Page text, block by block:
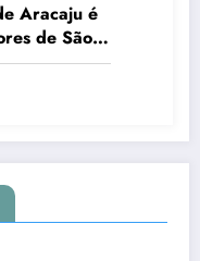
Aracaju é
de São